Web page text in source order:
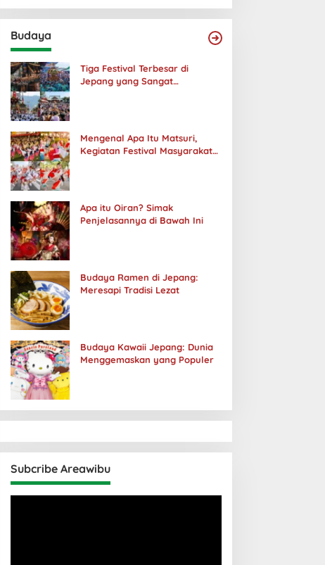
Budaya
Tiga Festival Terbesar di
Jepang yang Sangat
Mengenal Apa Itu Matsuri,
Kegiatan Festival Masyarakat
Apa itu Oiran? Simak
Penjelasannya di Bawah Ini
Budaya Ramen di Jepang:
Meresapi Tradisi Lezat
Budaya Kawaii Jepang: Dunia
Menggemaskan yang Populer
Subcribe Areawibu